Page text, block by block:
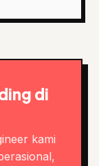
di
kami